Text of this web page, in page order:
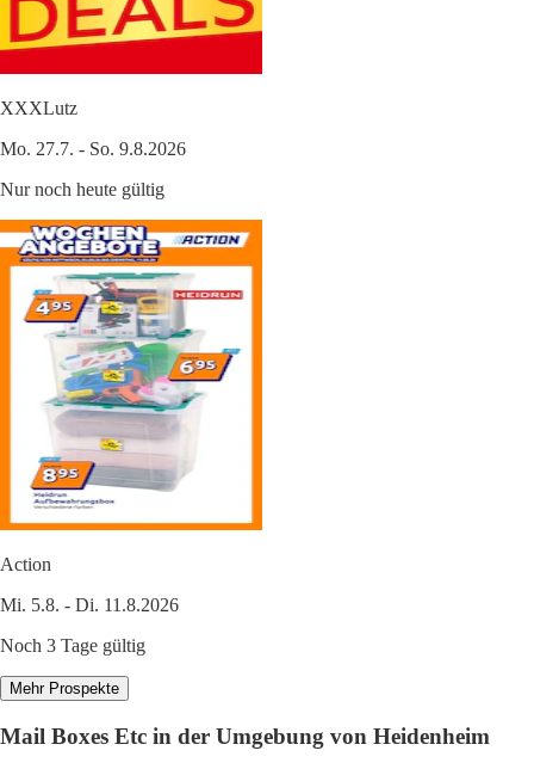
XXXLutz
Mo. 27.7. - So. 9.8.2026
Nur noch heute gültig
Action
Mi. 5.8. - Di. 11.8.2026
Noch 3 Tage gültig
Mehr Prospekte
Mail Boxes Etc in der Umgebung von Heidenheim